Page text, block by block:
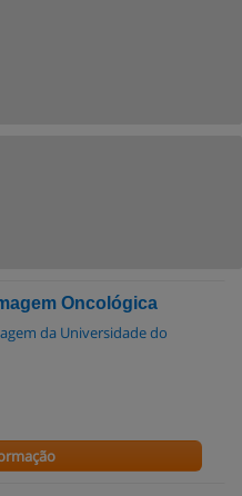
Oncológica
da Universidade do